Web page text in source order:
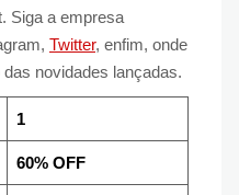
Siga a empresa
Twitter, enfim, onde
novidades lançadas.
1
60% OFF